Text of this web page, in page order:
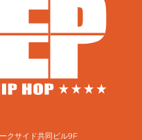
クサイド共同ビル9F